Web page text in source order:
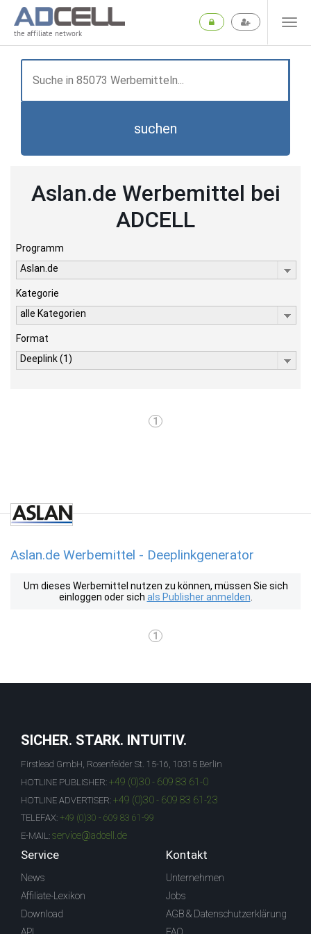
the affiliate network
suchen
Aslan.de Werbemittel bei
ADCELL
Programm
Aslan.de
Kategorie
alle Kategorien
Format
Deeplink (1)
1
Aslan.de Werbemittel - Deeplinkgenerator
Um dieses Werbemittel nutzen zu können, müssen Sie sich
einloggen oder sich als Publisher anmelden
1
SICHER. STARK. INTUITIV.
Firstlead GmbH, Rosenfelder St. 15-16, 10315 Berlin
HOTLINE PUBLISHER: +49 (0)30 - 609 83 61-0
HOTLINE ADVERTISER: +49 (0)30 - 609 83 61-23
TELEFAX: +49 (0)30 - 609 83 61-99
E-MAIL: service@adcell.de
Service
News
Affiliate-Lexikon
Download
Kontakt
Unternehmen
Jobs
AGB & Datenschutzerklärung